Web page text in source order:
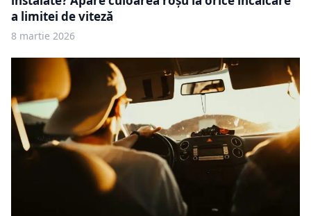
a limitei de viteză
8 martie 2026